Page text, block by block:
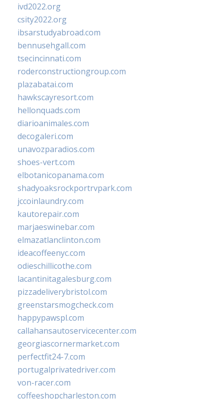
ivd2022.org
csity2022.org
ibsarstudyabroad.com
bennusehgall.com
tsecincinnati.com
roderconstructiongroup.com
plazabatai.com
hawkscayresort.com
hellonquads.com
diarioanimales.com
decogaleri.com
unavozparadios.com
shoes-vert.com
elbotanicopanama.com
shadyoaksrockportrvpark.com
jccoinlaundry.com
kautorepair.com
marjaeswinebar.com
elmazatlanclinton.com
ideacoffeenyc.com
odieschillicothe.com
lacantinitagalesburg.com
pizzadeliverybristol.com
greenstarsmogcheck.com
happypawspl.com
callahansautoservicecenter.com
georgiascornermarket.com
perfectfit24-7.com
portugalprivatedriver.com
von-racer.com
coffeeshopcharleston.com